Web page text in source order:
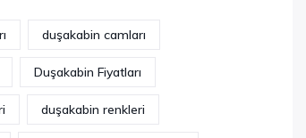
duşakabin camları
Duşakabin Fiyatları
duşakabin renkleri